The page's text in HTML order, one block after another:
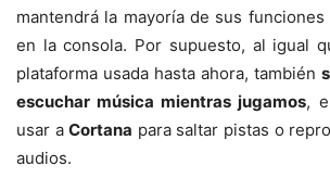
mantendrá la mayoría de sus
en la consola. Por supuesto, al igual
plataforma usada hasta ahora, también
escuchar música mientras jugamos,
usar aCortana para saltar pistas o
audios.